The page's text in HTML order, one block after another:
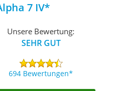
7 IV
Unsere Bewertung:
SEHR GUT
694 Bewertungen